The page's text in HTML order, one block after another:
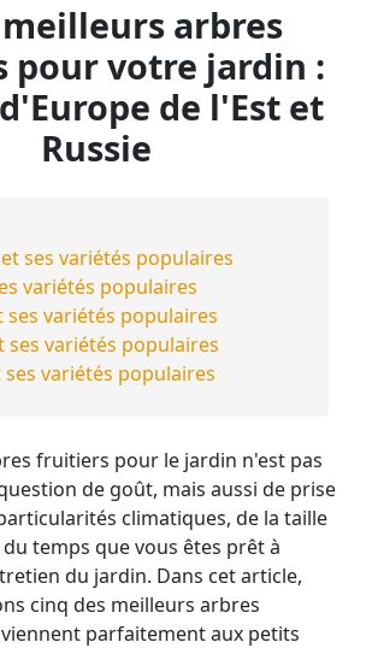
meilleurs arbres
votre jardin :
de l'Est et
Russie
ses variétés populaires
variétés populaires
ses variétés populaires
ses variétés populaires
variétés populaires
fruitiers pour le jardin n'est pas
de goût, mais aussi de prise
climatiques, de la taille
temps que vous êtes prêt à
du jardin. Dans cet article,
cinq des meilleurs arbres
parfaitement aux petits